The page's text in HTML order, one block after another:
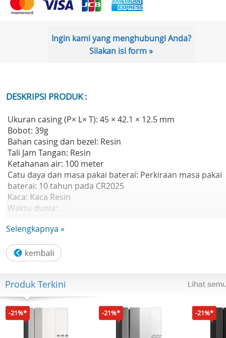
Ingin kami yang menghubungi Anda?
Silakan isi form »
DESKRIPSI PRODUK :
Ukuran casing (P× L× T): 45 × 42.1 × 12.5 mm
Bobot: 39g
Bahan casing dan bezel: Resin
Tali Jam Tangan: Resin
Ketahanan air: 100 meter
Catu daya dan masa pakai baterai: Perkiraan masa pakai
baterai: 10 tahun pada CR2025
Kaca: Kaca Resin
Waktu dunia:
- Waktu dunia 31 zona waktu (48 kota + waktu universal
Kota asal/Kota waktu dunia
Stopwatch:
- Stopwatch 1/100 detik
- Kapasitas pengukuran: 23:59'59.99'
- Mode pengukuran: Waktu berlalu, waktu split, waktu
posisi pertama-kedua
Waktu Mundur:
Selengkapnya »
Produk Terkini
-21%* -21%* -21%*